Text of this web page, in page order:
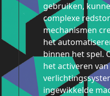
gebruiken,
complexe
mechanismen
het
binnen het spel.
het activeren
ingewikkelde